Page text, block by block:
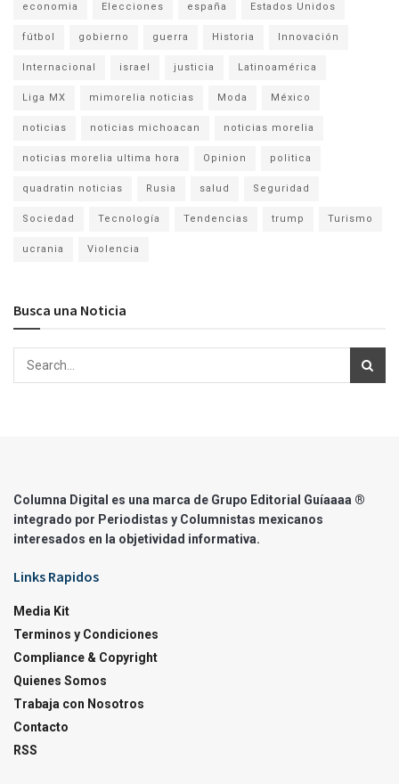
economia Elecciones españa Estados Unidos
fútbol gobierno guerra Historia Innovación
Internacional israel justicia Latinoamérica
Liga MX mimorelia noticias Moda México
noticias noticias michoacan noticias morelia
noticias morelia ultima hora Opinion politica
quadratin noticias Rusia salud Seguridad
Sociedad Tecnología Tendencias trump Turismo
ucrania Violencia
Busca una Noticia
Columna Digital es una marca de Grupo Editorial Guíaaaa ®
integrado por Periodistas y Columnistas mexicanos
interesados en la objetividad informativa.
Links Rapidos
Media Kit
Terminos y Condiciones
Compliance & Copyright
Quienes Somos
Trabaja con Nosotros
Contacto
RSS